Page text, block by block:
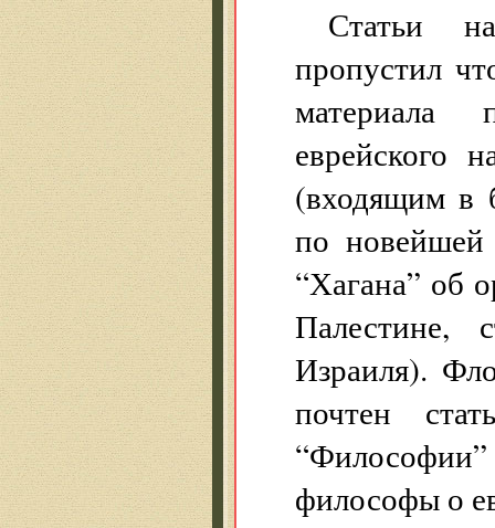
Статьи
пропустил
материала
еврейского
(входящим в
по новейшей
“Хагана” об
Палестине,
Израиля).
почтен
философы о